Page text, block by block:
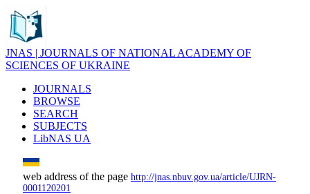
JNAS | JOURNALS OF NATIONAL ACADEMY OF
SCIENCES OF UKRAINE
JOURNALS
BROWSE
SEARCH
SUBJECTS
LibNAS UA
web address of the page http://jnas.nbuv.gov.ua/article/UJRN-
0001120201